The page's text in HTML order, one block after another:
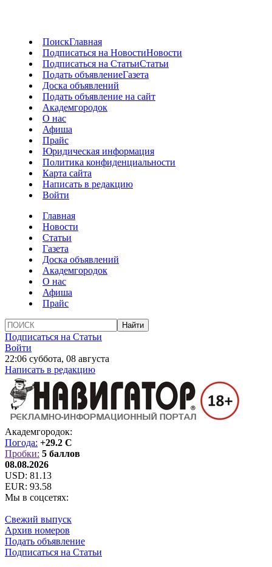
ПоискГлавная
Подписаться на НовостиНовости
Подписаться на СтатьиСтатьи
Подать объявлениеГазета
Доска объявлений
Подать объявление на сайт
Академгородок
О нас
Афиша
Прайс
Юридическая информация
Политика конфиденциальности
Карта сайта
Написать в редакцию
Войти
Главная
Новости
Статьи
Газета
Доска объявлений
Академгородок
О нас
Афиша
Прайс
Подписаться на Статьи
Войти
22:06 суббота, 08 августа
Написать в редакцию
Академгородок:
Погода: +29.2 C
Пробки: 5 баллов
08.08.2026
USD: 81.13
EUR: 93.58
Мы в соцсетях:
Свежий выпуск
Архив номеров
Подать объявление
Подписаться на Статьи